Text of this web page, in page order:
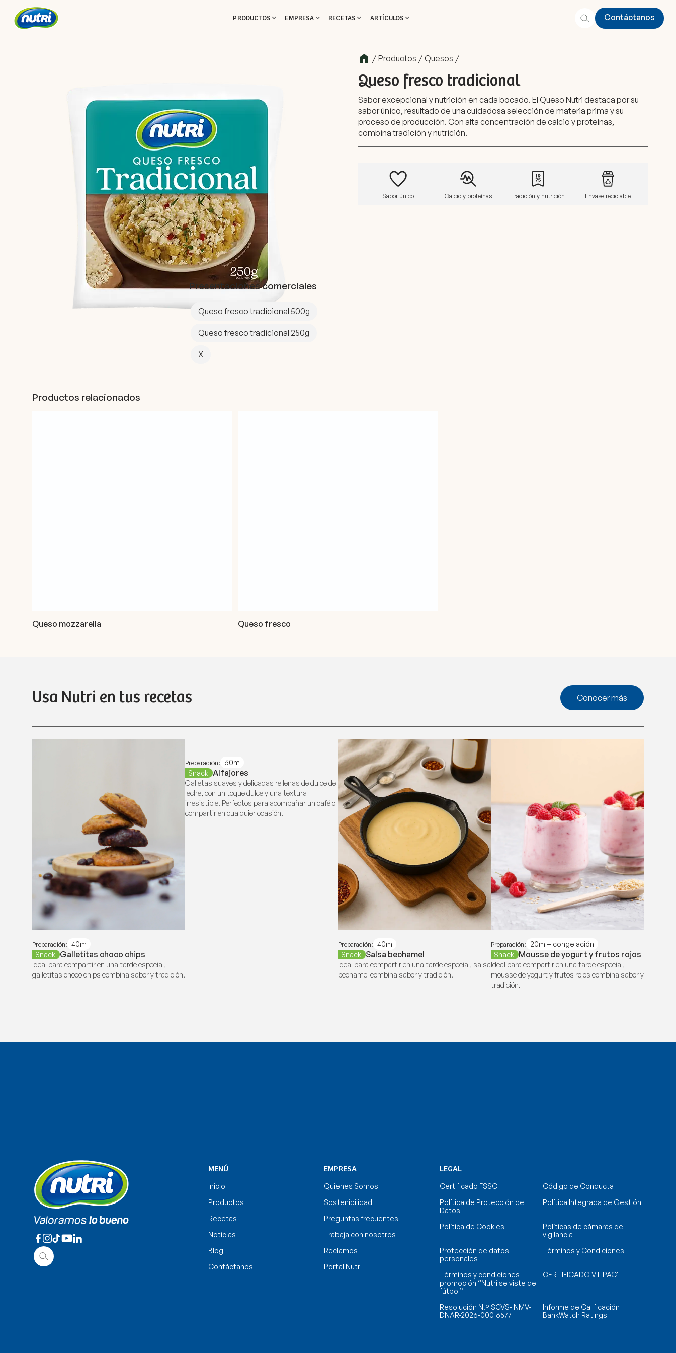
PRODUCTOS EMPRESA RECETAS ARTÍCULOS Contáctanos
/ Productos / Quesos /
Queso fresco tradicional
Sabor excepcional y nutrición en cada bocado. El Queso Nutri destaca por su
sabor único, resultado de una cuidadosa selección de materia prima y su
proceso de producción. Con alta concentración de calcio y proteínas,
combina tradición y nutrición.
Sabor único Calcio y proteínas Tradición y nutrición Envase reciclable
Presentaciones comerciales
Queso fresco tradicional 500g
Queso fresco tradicional 250g
X
Productos relacionados
Queso mozzarella Queso fresco
Usa Nutri en tus recetas Conocer más
Preparación: 40m
Snack
Galletitas choco chips
Ideal para compartir en una tarde especial,
galletitas choco chips combina sabor y tradición.
Preparación:
60m
Snack Alfajores
Galletas suaves y delicadas rellenas de dulce de
leche, con un toque dulce y una textura
irresistible. Perfectos para acompañar un café o
compartir en cualquier ocasión.
Preparación: 40m
Snack
Salsa bechamel
Ideal para compartir en una tarde especial, salsa
bechamel combina sabor y tradición.
Preparación:
20m + congelación
Snack
Mousse de yogurt y frutos rojos
Ideal para compartir en una tarde especial,
mousse de yogurt y frutos rojos combina sabor y
tradición.
MENÚ
Inicio
Productos
Recetas
Noticias
Blog
Contáctanos
EMPRESA
Quienes Somos
Sostenibilidad
Preguntas frecuentes
Trabaja con nosotros
Reclamos
Portal Nutri
LEGAL
Certificado FSSC
Código de Conducta
Política de Protección de
Datos
Política Integrada de Gestión
Política de Cookies
Políticas de cámaras de
vigilancia
Protección de datos
personales
Términos y Condiciones
Términos y condiciones
promoción “Nutri se viste de
fútbol”
CERTIFICADO VT PAC1
Resolución N.° SCVS-INMV-
DNAR-2026-00016577
Informe de Calificación
BankWatch Ratings